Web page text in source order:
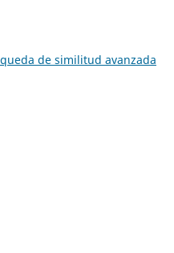
de similitud avanzada